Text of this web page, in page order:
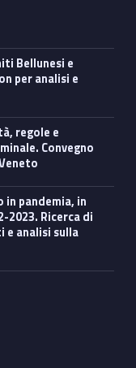
per analisi e
Convegno
2023. Ricerca di
e analisi sulla